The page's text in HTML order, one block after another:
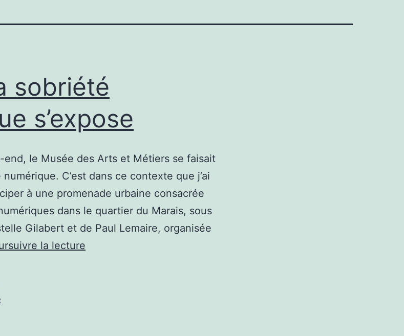
sobriété
s’expose
end, le Musée des Arts et Métiers se faisait
C’est dans ce contexte que j’ai
à une promenade urbaine consacrée
dans le quartier du Marais, sous
Gilabert et de Paul Lemaire, organisée
la lecture